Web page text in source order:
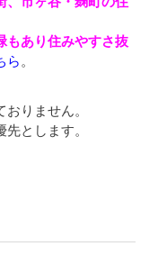
もあり住みやすさ抜
ら。
りません。
とします。